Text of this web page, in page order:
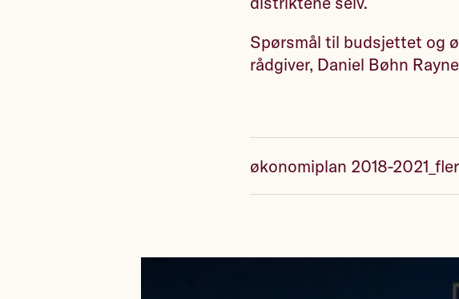
Spørsmål til budsjettet og
rådgiver, Daniel Bøhn